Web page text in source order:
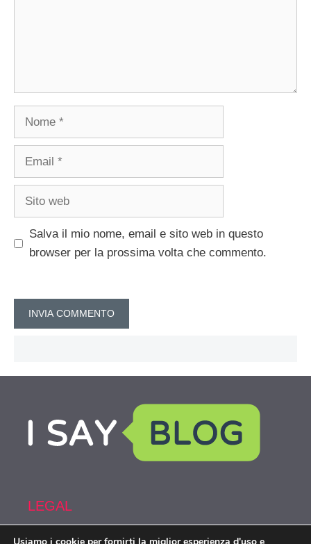
Nome
Email
Sito
Salva il mio nome, email e sito web in questo
browser per la prossima volta che commento.
LEGAL